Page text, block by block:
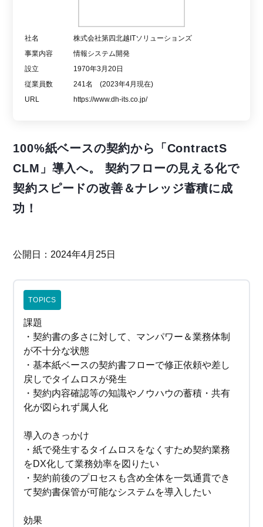
社名
株式会社第四北越ITソリューションズ
事業内容
情報システム開発
設立
1970年3月20日
従業員数
241名 (2023年4月現在)
URL
https://www.dh-its.co.jp/
100%紙ベースの契約から「ContractS
CLM」導入へ。 契約フローの見える化で
契約スピードの改善＆ナレッジ蓄積に成
功！
公開日：2024年4月25日
TOPICS
課題
・契約書の多さに対して、マンパワー＆業務体制
が不十分な状態
・基本紙ベースの契約書フローで修正依頼や差し
戻しでタイムロスが発生
・契約内容確認等の知識やノウハウの蓄積・共有
化が図られず属人化
導入のきっかけ
・紙で発生するタイムロスをなくすため契約業務
をDX化して業務効率を図りたい
・契約前後のプロセスも含め全体を一気通貫でき
て契約書保管が可能なシステムを導入したい
効果